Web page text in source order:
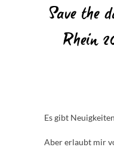
Save the
Rhein
Es gibt
Aber erlaubt mir